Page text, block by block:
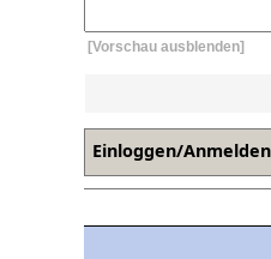
[Vorschau ausblenden]